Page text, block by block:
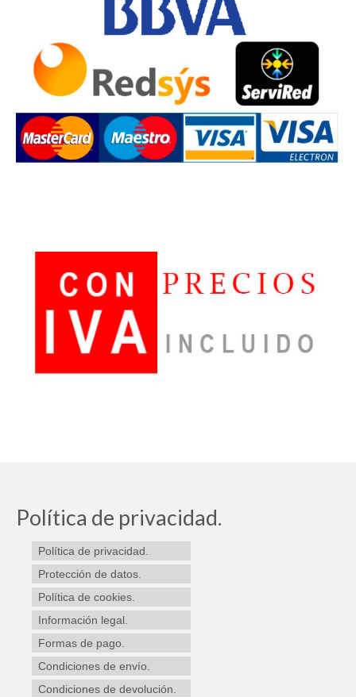
Política de privacidad.
Política de privacidad.
Protección de datos.
Política de cookies.
Información legal.
Formas de pago.
Condiciones de envío.
Condiciones de devolución.